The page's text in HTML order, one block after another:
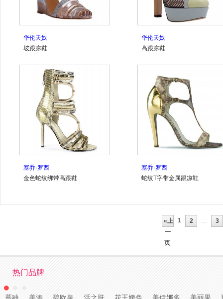
华伦天奴
坡跟凉鞋
华伦天奴
高跟凉鞋
塞乔·罗西
金色蛇纹绑带高跟鞋
塞乔·罗西
蛇纹T字带金属跟凉鞋
«上
一
页
1 2 … 3
热门品牌